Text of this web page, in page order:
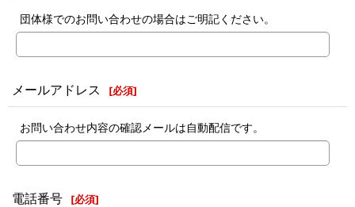
団体様でのお問い合わせの場合はご明記ください。
メールアドレス [必須]
お問い合わせ内容の確認メールは自動配信です。
電話番号 [必須]